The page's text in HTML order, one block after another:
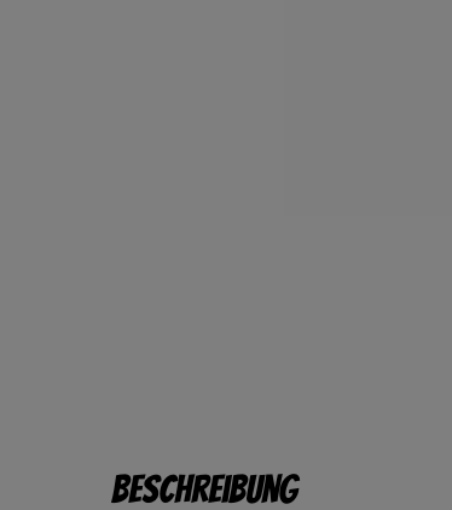
Beschreibung